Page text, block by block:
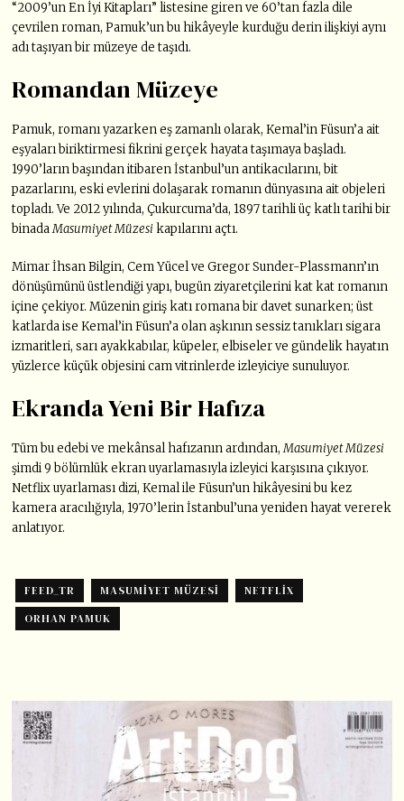
“2009’un En İyi Kitapları” listesine giren ve 60’tan fazla dile
çevrilen roman, Pamuk’un bu hikâyeyle kurduğu derin ilişkiyi aynı
adı taşıyan bir müzeye de taşıdı.
Romandan Müzeye
Pamuk, romanı yazarken eş zamanlı olarak, Kemal’in Füsun’a ait
eşyaları biriktirmesi fikrini gerçek hayata taşımaya başladı.
1990’ların başından itibaren İstanbul’un antikacılarını, bit
pazarlarını, eski evlerini dolaşarak romanın dünyasına ait objeleri
topladı. Ve 2012 yılında, Çukurcuma’da, 1897 tarihli üç katlı tarihi bir
binadaMasumiyet Müzesi kapılarını açtı.
Mimar İhsan Bilgin, Cem Yücel ve Gregor Sunder-Plassmann’ın
dönüşümünü üstlendiği yapı, bugün ziyaretçilerini kat kat romanın
içine çekiyor. Müzenin giriş katı romana bir davet sunarken; üst
katlarda ise Kemal’in Füsun’a olan aşkının sessiz tanıkları sigara
izmaritleri, sarı ayakkabılar, küpeler, elbiseler ve gündelik hayatın
yüzlerce küçük objesini cam vitrinlerde izleyiciye sunuluyor.
Ekranda Yeni Bir Hafıza
Tüm bu edebi ve mekânsal hafızanın ardından,Masumiyet Müzesi
şimdi 9 bölümlük ekran uyarlamasıyla izleyici karşısına çıkıyor.
Netflix uyarlaması dizi, Kemal ile Füsun’un hikâyesini bu kez
kamera aracılığıyla, 1970’lerin İstanbul’una yeniden hayat vererek
anlatıyor.
FEED_TR MASUMIYET MÜZESI
NETFLIX
ORHAN PAMUK